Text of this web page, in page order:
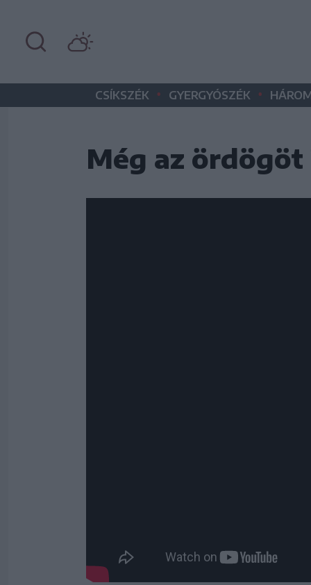
CSÍKSZÉK • GYERGYÓSZÉK •
Még az